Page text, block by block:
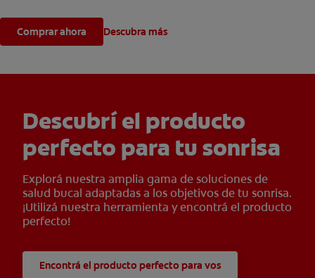
Comprar ahora Descubra más
Descubrí el producto
perfecto para tu sonrisa
Explorá nuestra amplia gama de soluciones de
salud bucal adaptadas a los objetivos de tu sonrisa.
¡Utilizá nuestra herramienta y encontrá el producto
perfecto!
Encontrá el producto perfecto para vos